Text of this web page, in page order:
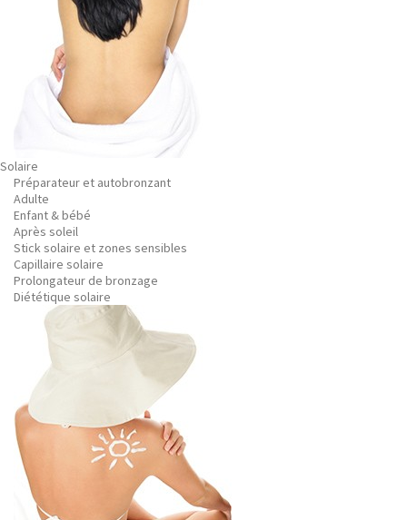
Solaire
Préparateur et autobronzant
Adulte
Enfant & bébé
Après soleil
Stick solaire et zones sensibles
Capillaire solaire
Prolongateur de bronzage
Diététique solaire